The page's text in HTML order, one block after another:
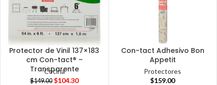
Protector de Vinil 137×183
cm Con-tact® –
Transparente
Cocina
$149.00 $104.30
Con-tact Adhesivo Bon
Appetit
Protectores
$159.00